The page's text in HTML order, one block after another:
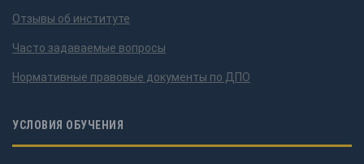
Отзывы об институте
Часто задаваемые вопросы
Нормативные правовые документы по ДПО
УСЛОВИЯ ОБУЧЕНИЯ